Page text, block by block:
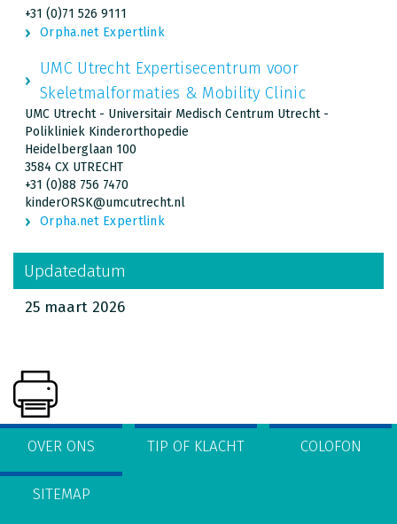
+31 (0)71 526 9111
Orpha.net Expertlink
UMC Utrecht Expertisecentrum voor
Skeletmalformaties & Mobility Clinic
UMC Utrecht - Universitair Medisch Centrum Utrecht -
Polikliniek Kinderorthopedie
Heidelberglaan 100
3584 CX UTRECHT
+31 (0)88 756 7470
kinderORSK@umcutrecht.nl
Orpha.net Expertlink
Updatedatum
25 maart 2026
OVER ONS TIP OF KLACHT COLOFON
SITEMAP